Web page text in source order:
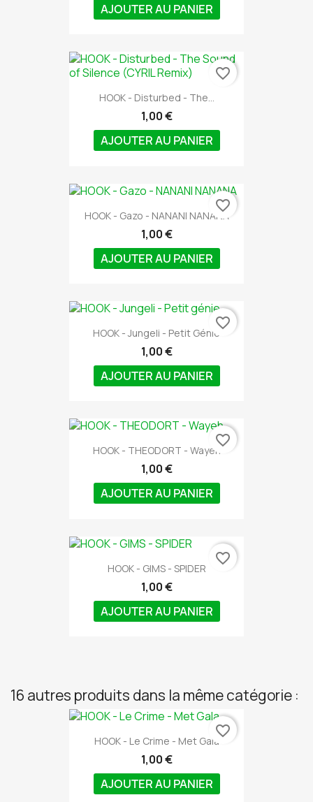
AJOUTER AU PANIER
HOOK - Disturbed - The...
1,00 €
AJOUTER AU PANIER
favorite_border
HOOK - Gazo - NANANI NANANA
1,00 €
AJOUTER AU PANIER
favorite_border
HOOK - Jungeli - Petit Génie
1,00 €
AJOUTER AU PANIER
favorite_border
HOOK - THEODORT - Wayeh
1,00 €
AJOUTER AU PANIER
favorite_border
HOOK - GIMS - SPIDER
1,00 €
AJOUTER AU PANIER
favorite_border
16 autres produits dans la même catégorie :
HOOK - Le Crime - Met Gala
1,00 €
AJOUTER AU PANIER
favorite_border